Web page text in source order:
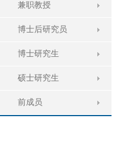
兼职教授
博士后研究员
博士研究生
硕士研究生
前成员